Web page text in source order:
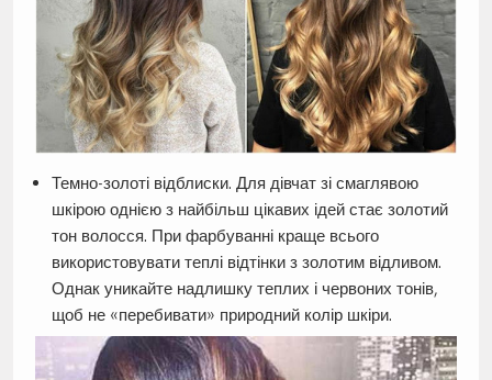
Темно-золоті відблиски. Для дівчат зі смаглявою
шкірою однією з найбільш цікавих ідей стає золотий
тон волосся. При фарбуванні краще всього
використовувати теплі відтінки з золотим відливом.
Однак уникайте надлишку теплих і червоних тонів,
щоб не «перебивати» природний колір шкіри.